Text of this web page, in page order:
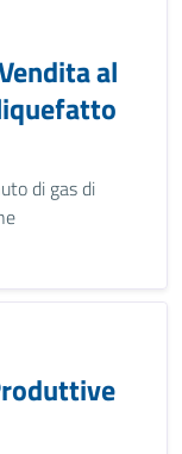
al
di gas di